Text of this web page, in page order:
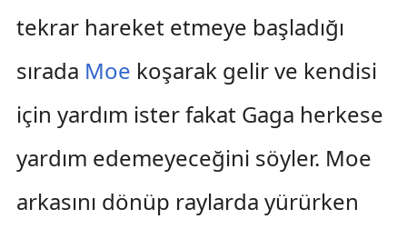
tekrar hareket etmeye başladığı
sırada Moe koşarak gelir ve kendisi
için yardım ister fakat Gaga herkese
yardım edemeyeceğini söyler. Moe
arkasını dönüp raylarda yürürken